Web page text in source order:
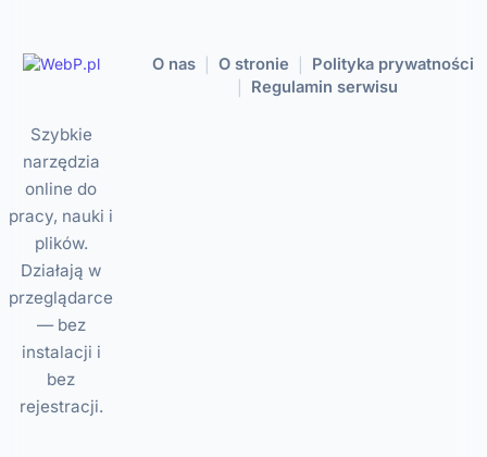
Szybkie
narzędzia
online do
pracy, nauki i
plików.
Działają w
przeglądarce
— bez
instalacji i
bez
rejestracji.
O nas O stronie Polityka prywatności
Regulamin serwisu